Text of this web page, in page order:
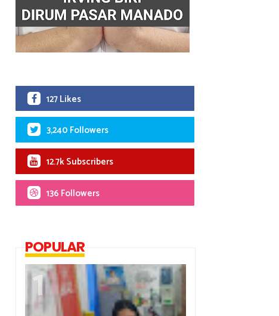
127 Likes
3,240 Followers
12.7k Subscribers
136 Followers
POPULAR